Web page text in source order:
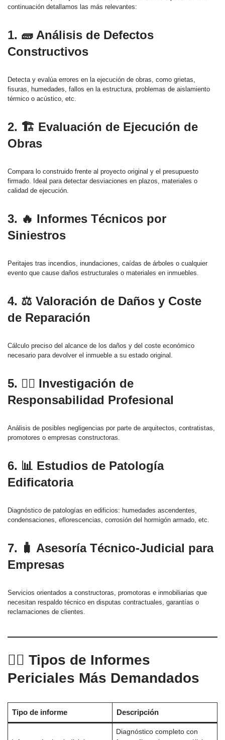
continuación detallamos las más relevantes:
1. 🧱 Análisis de Defectos
Constructivos
Detecta y evalúa errores en la ejecución de obras, como grietas,
fisuras, humedades, fallos en la estructura, problemas de aislamiento
térmico o acústico, etc.
2. 🏗️ Evaluación de Ejecución de
Obras
Compara lo construido frente al proyecto original y el presupuesto
firmado. Ideal para detectar desviaciones en plazos, materiales o
calidad de ejecución.
3. 🔥 Informes Técnicos por
Siniestros
Peritajes tras incendios, inundaciones, caídas de árboles o cualquier
evento que cause daños estructurales o materiales en inmuebles.
4. ⚖️ Valoración de Daños y Coste
de Reparación
Cálculo preciso del alcance de los daños y del coste económico
necesario para devolver el inmueble a su estado original.
5. 🕵️‍♂️ Investigación de
Responsabilidad Profesional
Análisis de posibles negligencias por parte de arquitectos, contratistas,
promotores o empresas constructoras.
6. 📊 Estudios de Patología
Edificatoria
Diagnóstico de patologías en edificios: humedades ascendentes,
condensaciones, eflorescencias, corrosión del hormigón armado, etc.
7. 🧳 Asesoría Técnico-Judicial para
Empresas
Servicios orientados a constructoras, promotoras e inmobiliarias que
necesitan respaldo técnico en disputas contractuales, garantías o
reclamaciones de clientes.
🧑‍⚖️ Tipos de Informes
Periciales Más Demandados
Tipo de informe Descripción
Diagnóstico completo con